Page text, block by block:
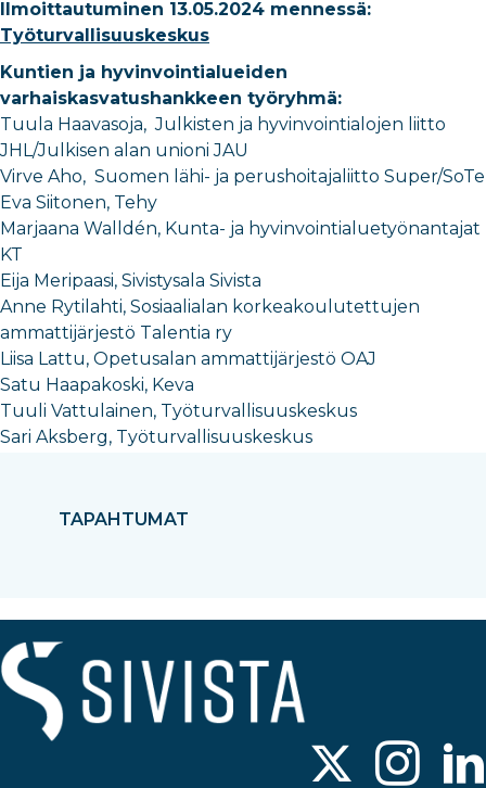
TAPAHTUMAT
Ilmoittautuminen 13.05.2024 mennessä:
Työturvallisuuskeskus
Kuntien ja hyvinvointialueiden
varhaiskasvatushankkeen työryhmä:
Tuula Haavasoja, Julkisten ja hyvinvointialojen liitto
JHL/Julkisen alan unioni JAU
Virve Aho, Suomen lähi- ja perushoitajaliitto Super/SoTe
Eva Siitonen, Tehy
Marjaana Walldén, Kunta- ja hyvinvointialuetyönantajat
KT
Eija Meripaasi, Sivistysala Sivista
Anne Rytilahti, Sosiaalialan korkeakoulutettujen
ammattijärjestö Talentia ry
Liisa Lattu, Opetusalan ammattijärjestö OAJ
Satu Haapakoski, Keva
Tuuli Vattulainen, Työturvallisuuskeskus
Sari Aksberg, Työturvallisuuskeskus